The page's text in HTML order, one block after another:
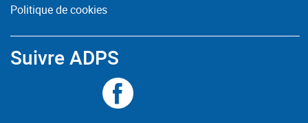
Politique de cookies
Suivre ADPS